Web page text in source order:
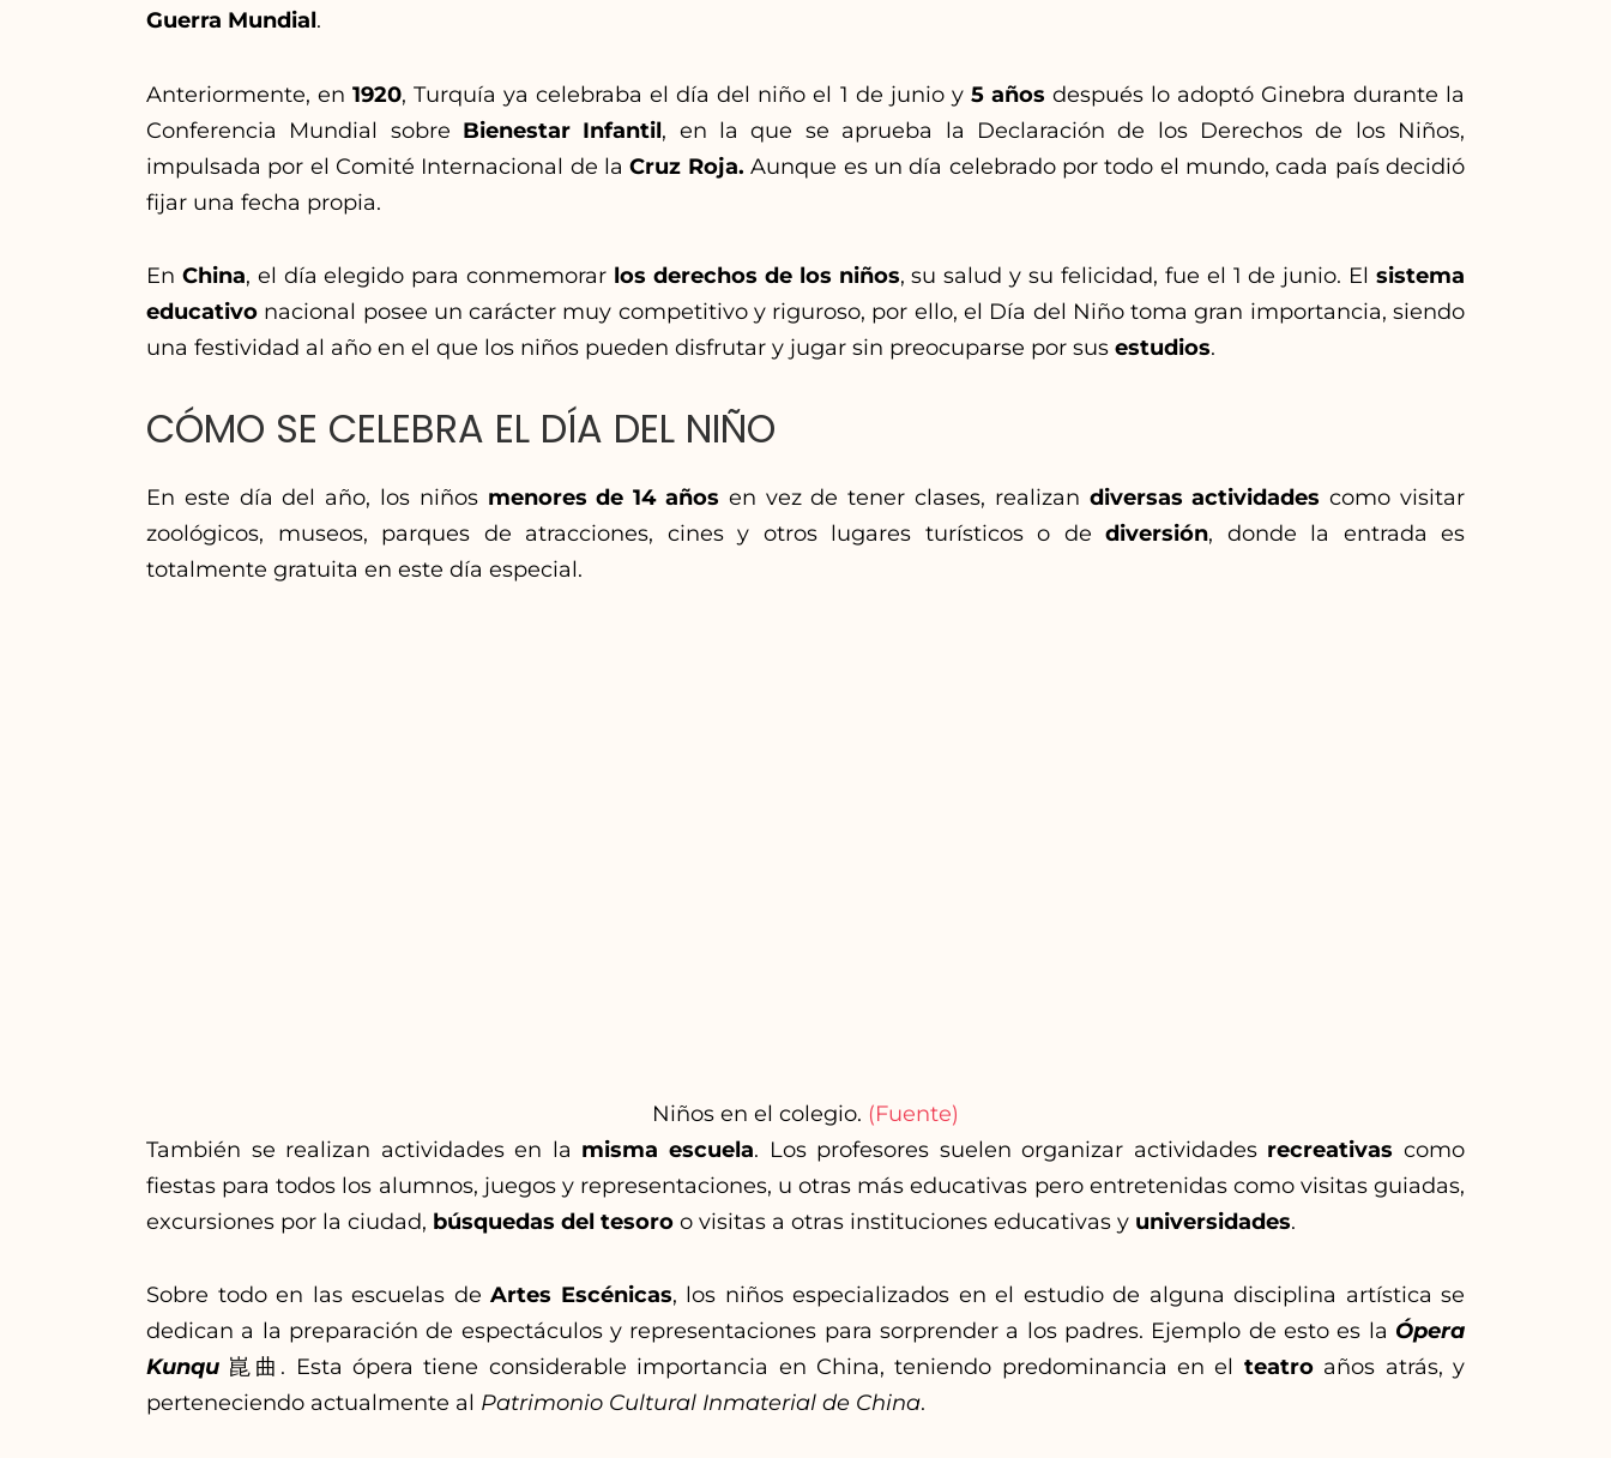
Guerra Mundial.
Anteriormente, en 1920, Turquía ya celebraba el día del niño el 1 de junio y5 años después lo adoptó Ginebra durante la
Conferencia Mundial sobre Bienestar Infantil, en la que se aprueba la Declaración de los Derechos de los Niños,
impulsada por el Comité Internacional de la Cruz Roja. Aunque es un día celebrado por todo el mundo, cada país decidió
fijar una fecha propia.
En China, el día elegido para conmemorar los derechos de los niños, su salud y su felicidad, fue el 1 de junio. Elsistema
educativo nacional posee un carácter muy competitivo y riguroso, por ello, el Día del Niño toma gran importancia, siendo
una festividad al año en el que los niños pueden disfrutar y jugar sin preocuparse por sus estudios.
CÓMO SE CELEBRA EL DÍA DEL NIÑO
En este día del año, los niños menores de 14 años en vez de tener clases, realizan diversas actividades como visitar
zoológicos, museos, parques de atracciones, cines y otros lugares turísticos o de diversión, donde la entrada es
totalmente gratuita en este día especial.
Niños en el colegio. (Fuente)
También se realizan actividades en la misma escuela. Los profesores suelen organizar actividadesrecreativas como
fiestas para todos los alumnos, juegos y representaciones, u otras más educativas pero entretenidas como visitas guiadas,
excursiones por la ciudad, búsquedas del tesoro o visitas a otras instituciones educativas y universidades.
Sobre todo en las escuelas de Artes Escénicas, los niños especializados en el estudio de alguna disciplina artística se
dedican a la preparación de espectáculos y representaciones para sorprender a los padres. Ejemplo de esto es la Ópera
Kunqu 崑曲. Esta ópera tiene considerable importancia en China, teniendo predominancia en el teatroaños atrás, y
perteneciendo actualmente al Patrimonio Cultural Inmaterial de China.